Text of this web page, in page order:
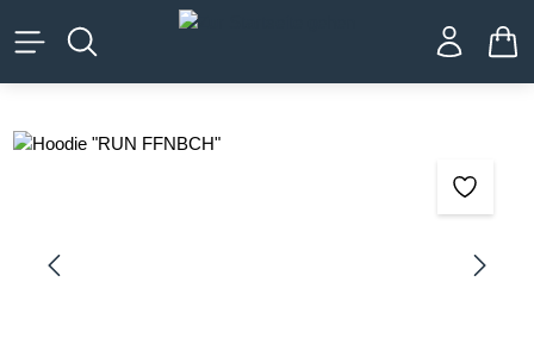
springen
Bildergalerie überspringen